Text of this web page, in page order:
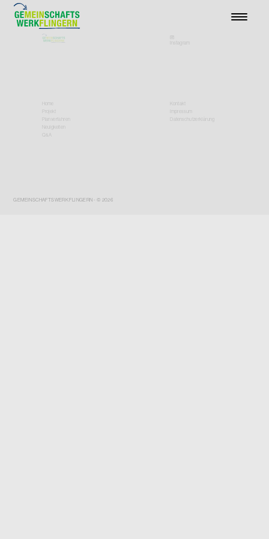
Instagram
Home
Projekt
Planverfahren
Neuigkeiten
Q&A
Impressum
Datenschutzerklärung
GEMEINSCHAFTSWERK FLINGERN - © 2026